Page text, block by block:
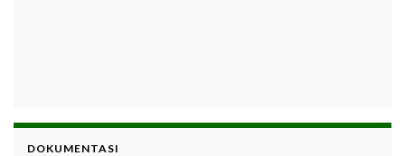
DOKUMENTASI